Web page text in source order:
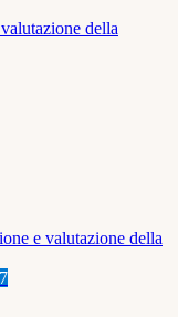
della
e valutazione della
7